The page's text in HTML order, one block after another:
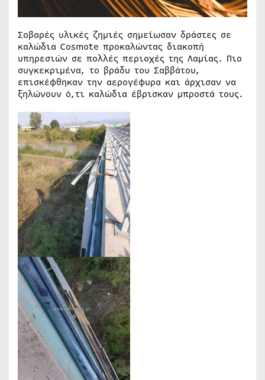
Σοβαρές υλικές ζημιές σημείωσαν δράστες σε
καλώδια Cosmote προκαλώντας διακοπή
υπηρεσιών σε πολλές περιοχές της Λαμίας. Πιο
συγκεκριμένα, το βράδυ του Σαββάτου,
επισκέφθηκαν την αερογέφυρα και άρχισαν να
ξηλώνουν ό,τι καλώδια έβρισκαν μπροστά τους.